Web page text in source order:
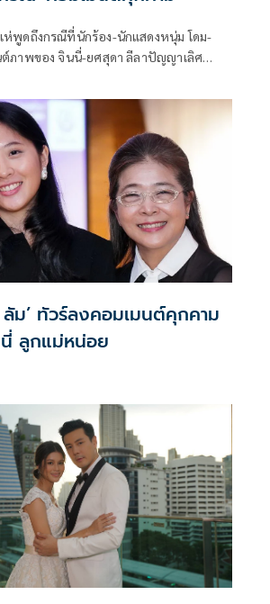
ห่พูดถึงกรณีที่นักร้อง-นักแสดงหนุ่ม โดม-
ภาพของ จินนี่-ยศสุดา ลีลาปัญญาเลิศ
ลักษณะคุกคามทางเพศว่า “ดูไปดูมาเริ่ม
จนถูกโซเชียลวิพากษ์วิจารณ์อย่างหนัก
ม’ ทัวร์ลงคอมเมนต์คุกคาม
ลูกแม่หน่อย